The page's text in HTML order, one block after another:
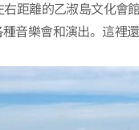
距離的乙淑島文化會
音樂會和演出。這裡